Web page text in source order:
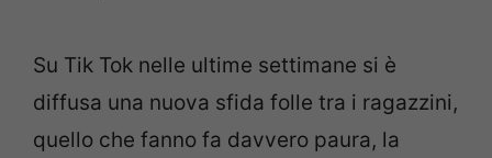
Su Tik Tok nelle ultime settimane si è
diffusa una nuova sfida folle tra i ragazzini,
quello che fanno fa davvero paura, la